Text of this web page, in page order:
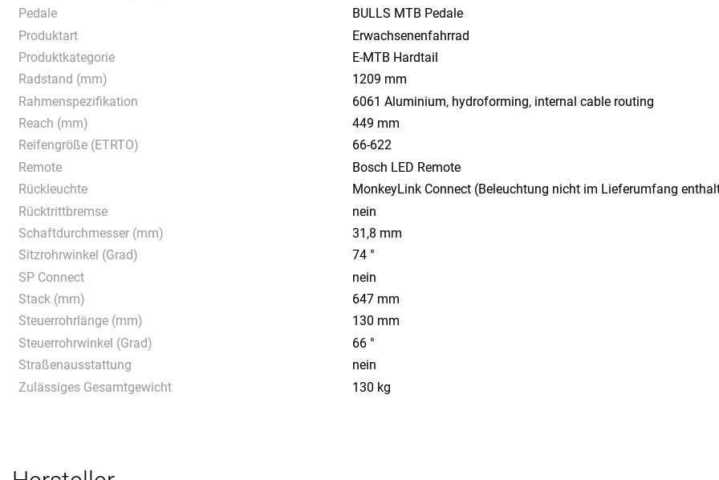
Pedale
BULLS MTB Pedale
Produktart
Erwachsenenfahrrad
Produktkategorie
E-MTB Hardtail
Radstand (mm)
1209 mm
Rahmenspezifikation
6061 Aluminium, hydroforming, internal cable routing
Reach (mm)
449 mm
Reifengröße (ETRTO)
66-622
Remote
Bosch LED Remote
Rückleuchte
MonkeyLink Connect (Beleuchtung nicht im Lieferumfang
Rücktrittbremse
nein
Schaftdurchmesser (mm)
31,8 mm
Sitzrohrwinkel (Grad)
74 °
SP Connect
nein
Stack (mm)
647 mm
Steuerrohrlänge (mm)
130 mm
Steuerrohrwinkel (Grad)
66 °
Straßenausstattung
nein
Zulässiges Gesamtgewicht
130 kg